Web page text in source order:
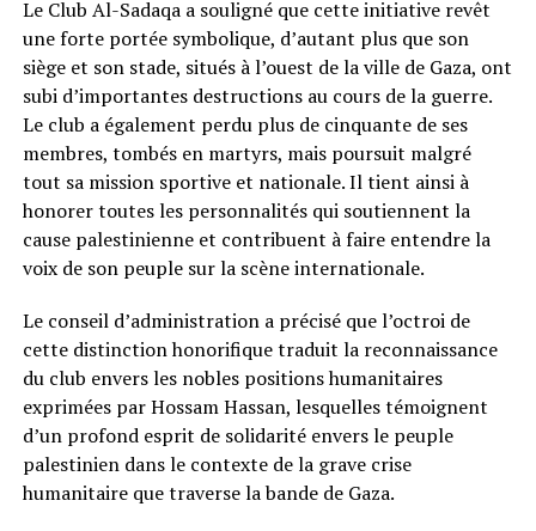
Le Club Al-Sadaqa a souligné que cette initiative revêt
une forte portée symbolique, d’autant plus que son
siège et son stade, situés à l’ouest de la ville de Gaza, ont
subi d’importantes destructions au cours de la guerre.
Le club a également perdu plus de cinquante de ses
membres, tombés en martyrs, mais poursuit malgré
tout sa mission sportive et nationale. Il tient ainsi à
honorer toutes les personnalités qui soutiennent la
cause palestinienne et contribuent à faire entendre la
voix de son peuple sur la scène internationale.
Le conseil d’administration a précisé que l’octroi de
cette distinction honorifique traduit la reconnaissance
du club envers les nobles positions humanitaires
exprimées par Hossam Hassan, lesquelles témoignent
d’un profond esprit de solidarité envers le peuple
palestinien dans le contexte de la grave crise
humanitaire que traverse la bande de Gaza.